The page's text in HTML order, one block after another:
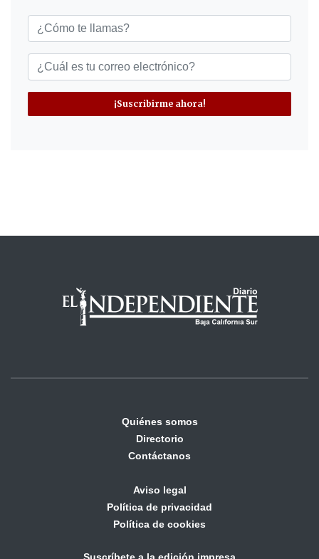
¡Suscribirme ahora!
Quiénes somos
Directorio
Contáctanos
Aviso legal
Política de privacidad
Política de cookies
Suscríbete a la edición impresa